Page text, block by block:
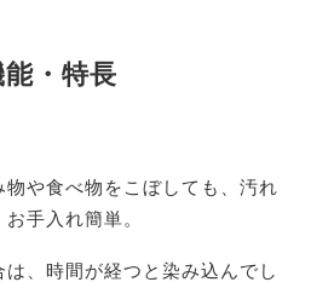
・特長
物や食べ物をこぼしても、汚れ
手入れ簡単。
、時間が経つと染み込んでし